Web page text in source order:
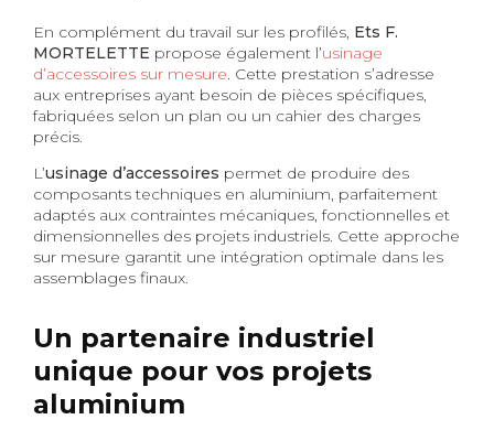
En complément du travail sur les profilés, Ets F.
MORTELETTE propose également l’usinage
d’accessoires sur mesure. Cette prestation s’adresse
aux entreprises ayant besoin de pièces spécifiques,
fabriquées selon un plan ou un cahier des charges
précis.
L’usinage d’accessoires permet de produire des
composants techniques en aluminium, parfaitement
adaptés aux contraintes mécaniques, fonctionnelles et
dimensionnelles des projets industriels. Cette approche
sur mesure garantit une intégration optimale dans les
assemblages finaux.
Un partenaire industriel
unique pour vos projets
aluminium